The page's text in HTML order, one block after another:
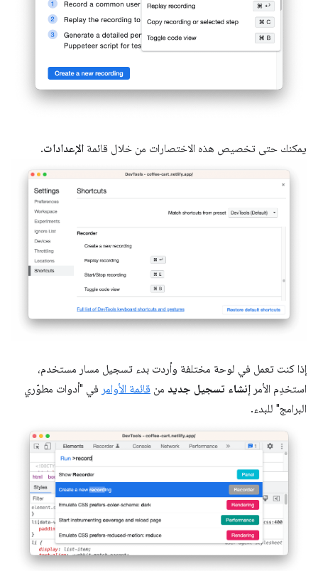
يمكنك حتى تخصيص هذه الاختصارات من خلال قائمة الإعدادات.
إذا كنت تعمل في لوحة مختلفة وأردت بدء تسجيل مسار مستخدم،
استخدِم الأمر إنشاء تسجيل جديد من قائمة الأوامر في "أدوات مطوّري
البرامج" للبدء.